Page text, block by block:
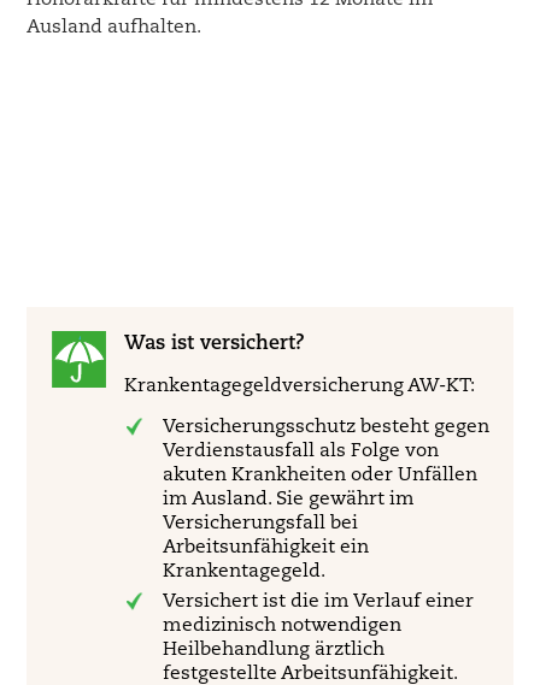
Ausland aufhalten.
Was ist versichert?
Krankentagegeldversicherung AW-KT:
Versicherungsschutz besteht gegen
Verdienstausfall als Folge von
akuten Krankheiten oder Unfällen
im Ausland. Sie gewährt im
Versicherungsfall bei
Arbeitsunfähigkeit ein
Krankentagegeld.
Versichert ist die im Verlauf einer
medizinisch notwendigen
Heilbehandlung ärztlich
festgestellte Arbeitsunfähigkeit.